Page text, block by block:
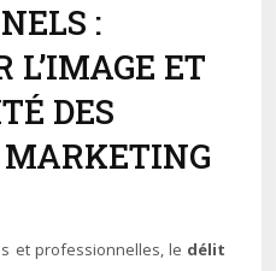
:
L’IMAGE ET
DES
MARKETING
et professionnelles, le délit